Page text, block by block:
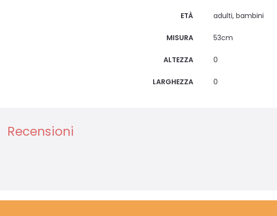
ETÀ adulti, bambini
MISURA 53cm
ALTEZZA 0
LARGHEZZA 0
Recensioni